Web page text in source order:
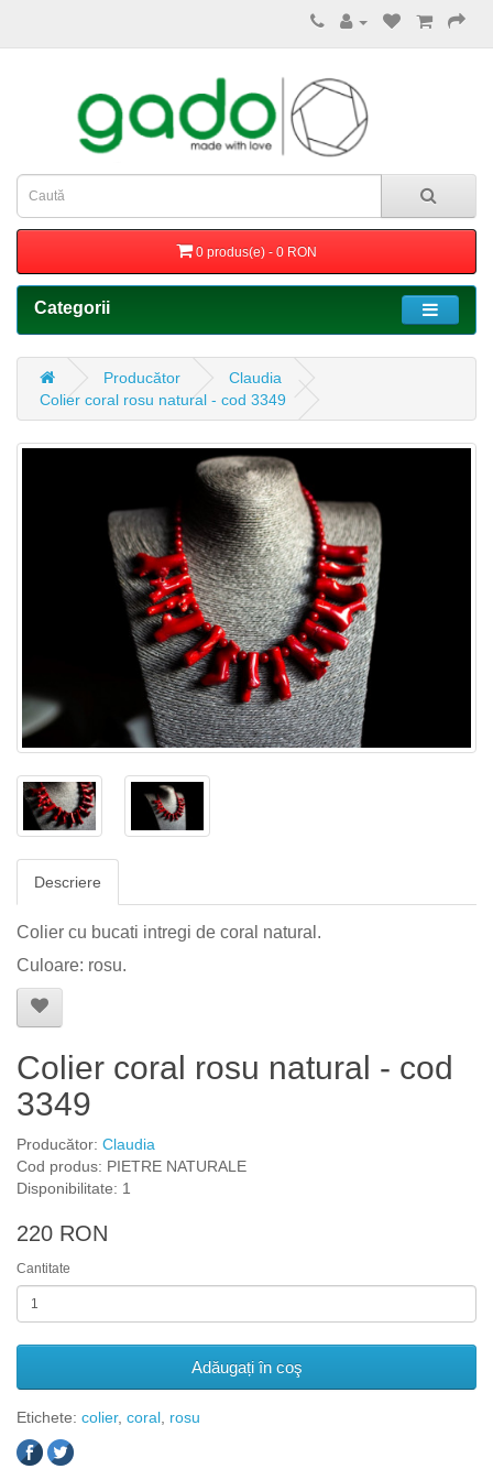
0 produs(e) - 0 RON
Categorii
Producător
Claudia
Colier coral rosu natural - cod 3349
Descriere
Colier cu bucati intregi de coral natural.
Culoare: rosu.
Colier coral rosu natural - cod
3349
Producător: Claudia
Cod produs: PIETRE NATURALE
Disponibilitate: 1
220 RON
Cantitate
Adăugați în coş
Etichete: colier, coral rosu